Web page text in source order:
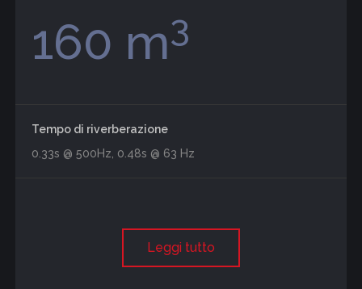
160 m3
Tempo di riverberazione
0.33s @ 500Hz, 0.48s @ 63 Hz
Leggi tutto